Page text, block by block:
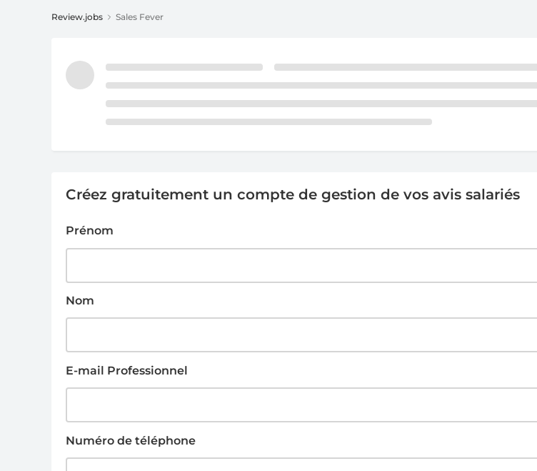
Review.jobs Sales Fever
Créez gratuitement un compte de gestion de vos avis salariés
Prénom
Nom
E-mail Professionnel
Numéro de téléphone